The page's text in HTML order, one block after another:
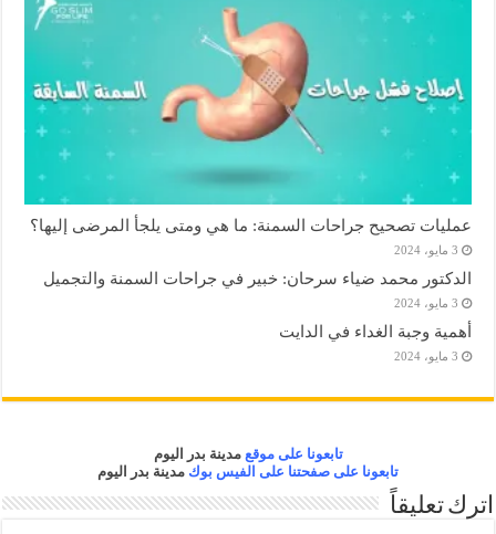
عمليات تصحيح جراحات السمنة: ما هي ومتى يلجأ المرضى إليها؟
3 مايو، 2024
الدكتور محمد ضياء سرحان: خبير في جراحات السمنة والتجميل
3 مايو، 2024
أهمية وجبة الغداء في الدايت
3 مايو، 2024
تابعونا على موقع مدينة بدر اليوم
تابعونا على صفحتنا على الفيس بوك مدينة بدر اليوم
اترك تعليقاً